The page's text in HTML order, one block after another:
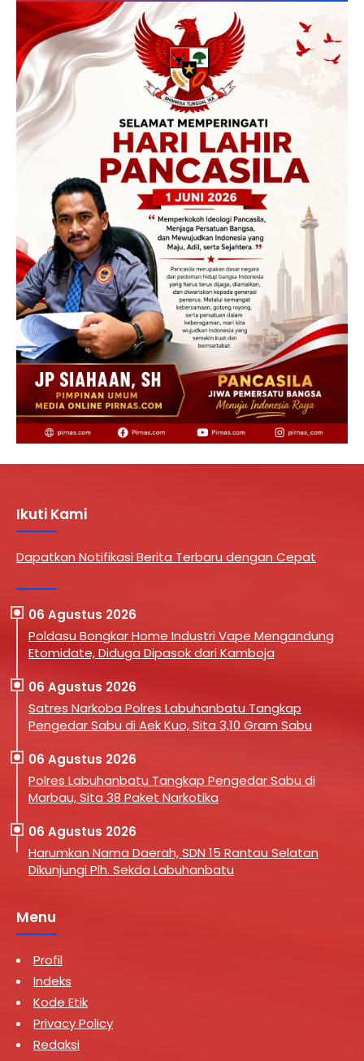
Ikuti Kami
Dapatkan Notifikasi Berita Terbaru dengan Cepat
06 Agustus 2026
Poldasu Bongkar Home Industri Vape Mengandung
Etomidate, Diduga Dipasok dari Kamboja
06 Agustus 2026
Satres Narkoba Polres Labuhanbatu Tangkap
Pengedar Sabu di Aek Kuo, Sita 3,10 Gram Sabu
06 Agustus 2026
Polres Labuhanbatu Tangkap Pengedar Sabu di
Marbau, Sita 38 Paket Narkotika
06 Agustus 2026
Harumkan Nama Daerah, SDN 15 Rantau Selatan
Dikunjungi Plh. Sekda Labuhanbatu
Menu
Profil
Indeks
Kode Etik
Privacy Policy
Redaksi